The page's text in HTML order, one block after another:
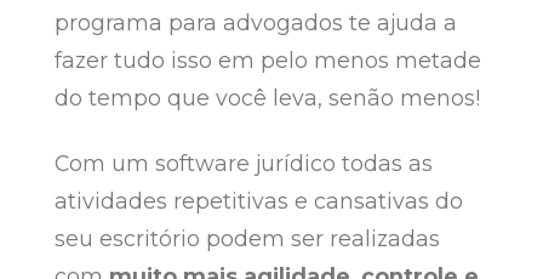
programa para advogados te ajuda a
fazer tudo isso em pelo menos metade
do tempo que você leva, senão menos!
Com um software jurídico todas as
atividades repetitivas e cansativas do
seu escritório podem ser realizadas